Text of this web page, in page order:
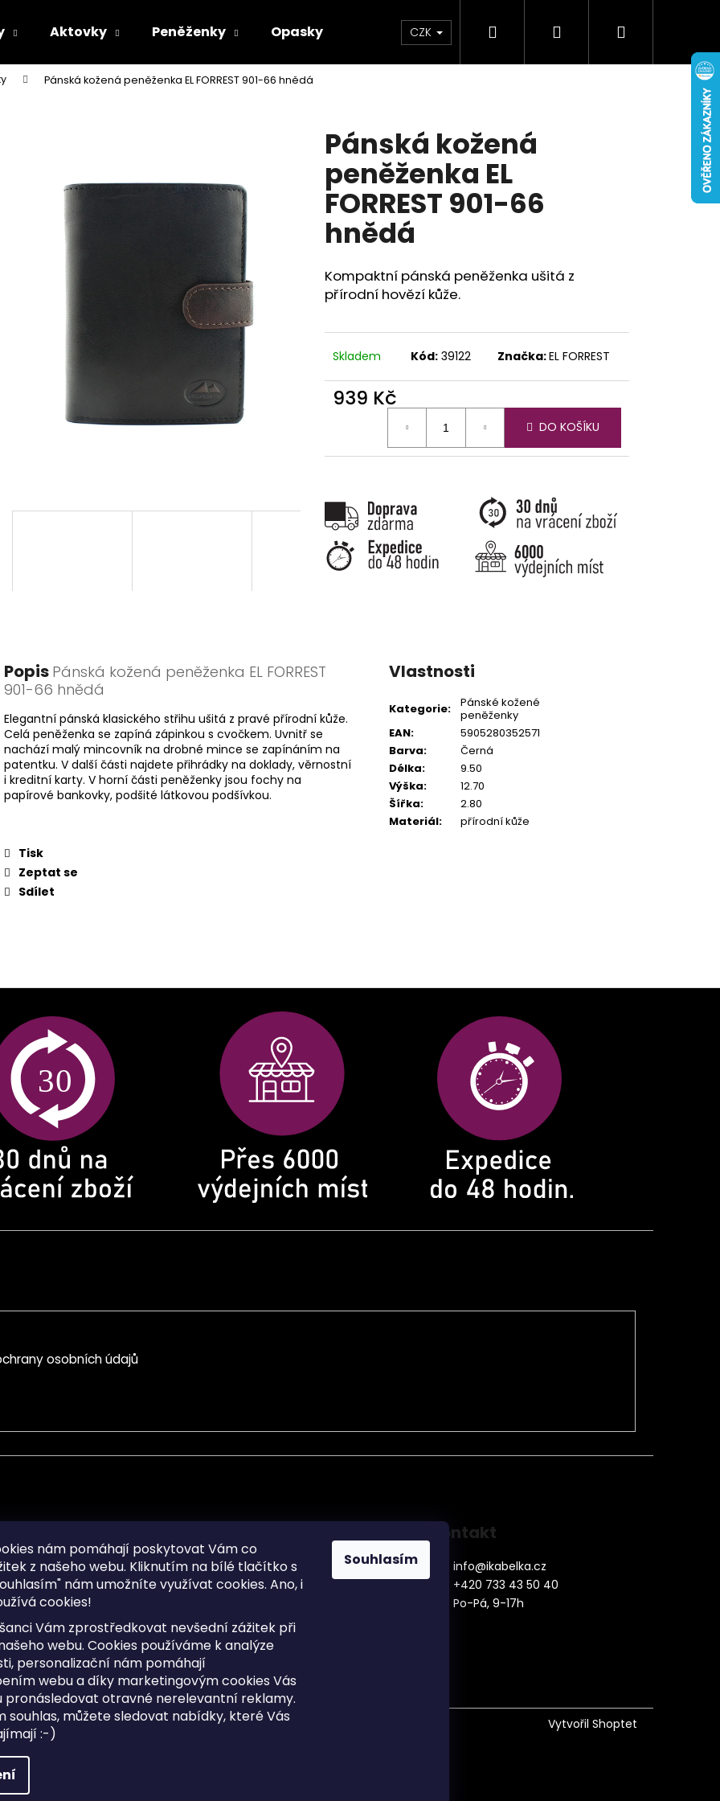
nám pomáhají poskytovat Vám co
z našeho webu. Kliknutím na bílé tlačítko s
nám umožníte využívat cookies. Ano, i
cookies!
Vám zprostředkovat nevšední zážitek při
webu. Cookies používáme k analýze
personalizační nám pomáhají
webu a díky marketingovým cookies Vás
pronásledovat otravné nerelevantní reklamy.
souhlas, můžete sledovat nabídky, které Vás
:-)
Souhlasím
Aktovky Peněženky Opasky Doplňky Novinky
CZK Hledat PřihlášeníNákupní
Pánská kožená peněženka EL FORREST 901-66 hnědá
Pánská kožená
peněženka EL
FORREST 901-66
hnědá
Kompaktní pánská peněženka ušitá z
přírodní hovězí kůže.
Skladem Kód: 39122 Značka:EL FORREST
939 Kč
DO KOŠÍKU
Popis Pánská kožená peněženka EL FORREST
901-66 hnědá
Elegantní pánská klasického střihu ušitá z pravé přírodní kůže.
Celá peněženka se zapíná zápinkou s cvočkem. Uvnitř se
nachází malý mincovník na drobné mince se zapínáním na
patentku. V další části najdete přihrádky na doklady, věrnostní
i kreditní karty. V horní části peněženky jsou fochy na
papírové bankovky, podšité látkovou podšívkou.
Tisk
Zeptat se
Sdílet
Vlastnosti
Kategorie:
Pánské kožené
peněženky
EAN:
5905280352571
Barva:
Černá
Délka:
9.50
Výška:
12.70
Šířka:
2.80
Materiál: přírodní kůže
Co potřebujete najít?
Doporučujeme
osobních údajů
osobních údajů
dotazy
cookies
Sitemap
Doprava a Platba
Postup vrácení zboží ve 30 denní
lhůtě
Obchodní podmínky
Kontakt
info@ikabelka.cz
+420 733 43 50 40
Po-Pá, 9-17h
Vytvořil Shoptet
Upravit nastavení cookies